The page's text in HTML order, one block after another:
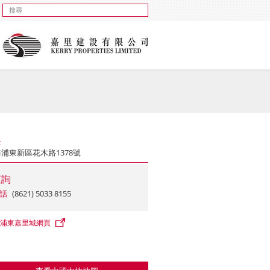
東新區花木路1378號
(8621) 5033 8155
東嘉里城網頁